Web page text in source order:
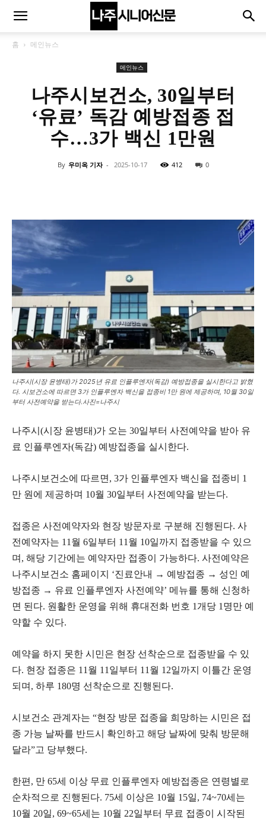
홈 메인뉴스
메인뉴스
나주시보건소, 30일부터
‘유료’ 독감 예방접종 접
수…3가 백신 1만원
By 우미옥 기자 - 2025-10-17 412 0
나주시(시장 윤병태)가 2025년 유료 인플루엔자(독감) 예방접종을 실시한다고 밝혔
다. 시보건소에 따르면 3가 인플루엔자 백신을 접종비 1만 원에 제공하며, 10월 30일
부터 사전예약을 받는다.사진=나주시
나주시(시장 윤병태)가 오는 30일부터 사전예약을 받아 유
료 인플루엔자(독감) 예방접종을 실시한다.
나주시보건소에 따르면, 3가 인플루엔자 백신을 접종비 1
만 원에 제공하며 10월 30일부터 사전예약을 받는다.
접종은 사전예약자와 현장 방문자로 구분해 진행된다. 사
전예약자는 11월 6일부터 11월 10일까지 접종받을 수 있으
며, 해당 기간에는 예약자만 접종이 가능하다. 사전예약은
나주시보건소 홈페이지 ‘진료안내 → 예방접종 → 성인 예
방접종 → 유료 인플루엔자 사전예약’ 메뉴를 통해 신청하
면 된다. 원활한 운영을 위해 휴대전화 번호 1개당 1명만 예
약할 수 있다.
예약을 하지 못한 시민은 현장 선착순으로 접종받을 수 있
다. 현장 접종은 11월 11일부터 11월 12일까지 이틀간 운영
되며, 하루 180명 선착순으로 진행된다.
시보건소 관계자는 “현장 방문 접종을 희망하는 시민은 접
종 가능 날짜를 반드시 확인하고 해당 날짜에 맞춰 방문해
달라”고 당부했다.
한편, 만 65세 이상 무료 인플루엔자 예방접종은 연령별로
순차적으로 진행된다. 75세 이상은 10월 15일, 74~70세는
10월 20일, 69~65세는 10월 22일부터 무료 접종이 시작된